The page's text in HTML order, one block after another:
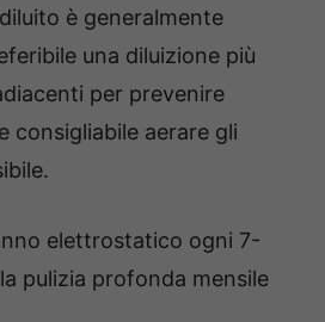
è generalmente
una diluizione più
per prevenire
consigliabile aerare gli
elettrostatico ogni 7-
pulizia profonda mensile